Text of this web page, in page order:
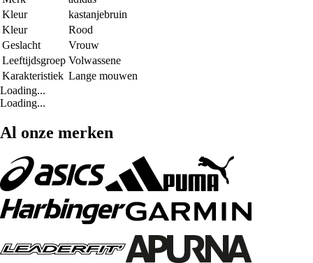
Kleur
kastanjebruin
Kleur
Rood
Geslacht
Vrouw
Leeftijdsgroep Volwassene
Karakteristiek Lange mouwen
Loading...
Loading...
Al onze merken